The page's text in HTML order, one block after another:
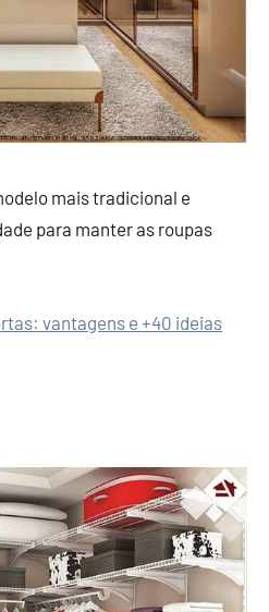
mais tradicional e
para manter as roupas
vantagens e +40 ideias